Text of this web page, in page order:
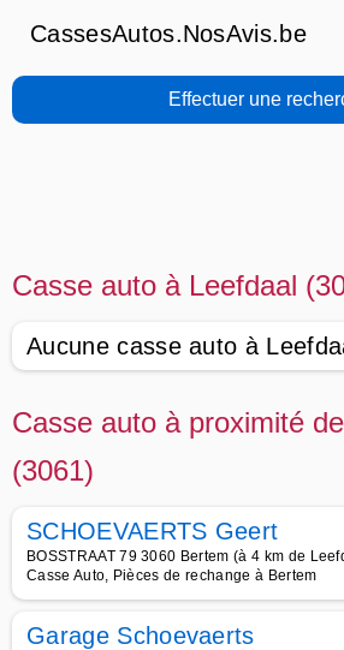
CassesAutos.NosAvis.be
Effectuer une
Casse auto à Leefdaal
Aucune casse auto à
Casse auto à proximité
(3061)
SCHOEVAERTS Geert
BOSSTRAAT 79 3060 Bertem (à 4 km de
Casse Auto, Pièces de rechange à Bertem
Garage Schoevaerts